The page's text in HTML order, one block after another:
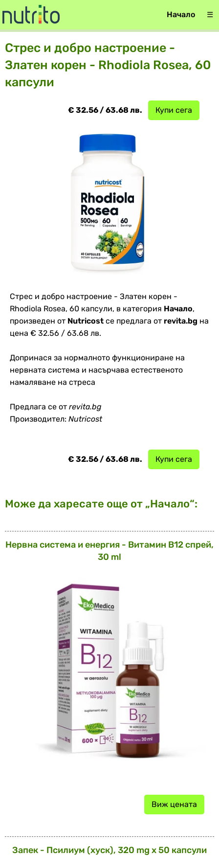
Начало ☰
Стрес и добро настроение -
Златен корен - Rhodiola Rosea, 60
капсули
Купи сега
€ 32.56 / 63.68 лв.
Стрес и добро настроение - Златен корен -
Rhodiola Rosea, 60 капсули, в категория Начало,
произведен от Nutricost се предлага от revita.bg на
цена € 32.56 / 63.68 лв.
Допринася за нормалното функциониране на
нервната система и насърчава естественото
намаляване на стреса
Предлага се от revita.bg
Производител: Nutricost
Купи сега
€ 32.56 / 63.68 лв.
Може да харесате още от „Начало“:
Нервна система и енергия - Витамин В12 спрей,
30 ml
Виж цената
Запек - Псилиум (хуск), 320 mg х 50 капсули